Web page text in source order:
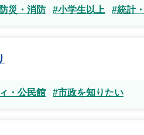
災・消防 #小学生以上 #統計
・公民館 #市政を知りたい